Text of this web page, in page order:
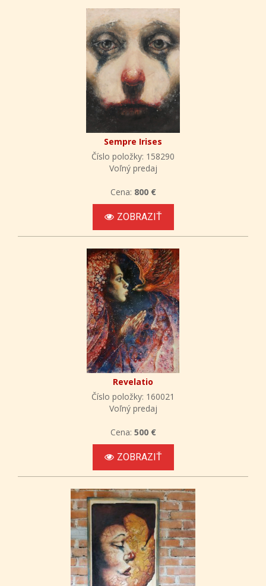
Sempre Irises
Číslo položky: 158290
Voľný predaj
Cena: 800 €
ZOBRAZIŤ
Revelatio
Číslo položky: 160021
Voľný predaj
Cena: 500 €
ZOBRAZIŤ